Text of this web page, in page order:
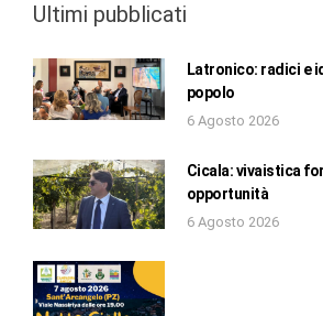
Ultimi pubblicati
Latronico: radici e
popolo
6 Agosto 2026
Cicala: vivaistica
opportunità
6 Agosto 2026